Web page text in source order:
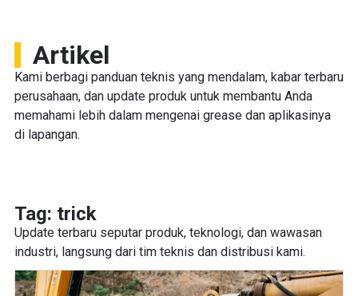
Artikel
Kami berbagi panduan teknis yang mendalam, kabar terbaru
perusahaan, dan update produk untuk membantu Anda
memahami lebih dalam mengenai grease dan aplikasinya
di lapangan.
Tag: trick
Update terbaru seputar produk, teknologi, dan wawasan
industri, langsung dari tim teknis dan distribusi kami.